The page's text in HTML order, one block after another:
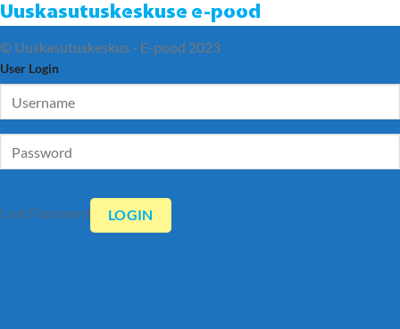
Uuskasutuskeskuse e-pood
© Uuskasutuskeskus - E-pood 2023
User Login
Lost Password